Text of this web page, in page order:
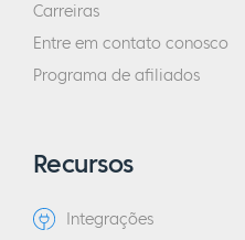
Carreiras
Entre em contato conosco
Programa de afiliados
Recursos
Integrações